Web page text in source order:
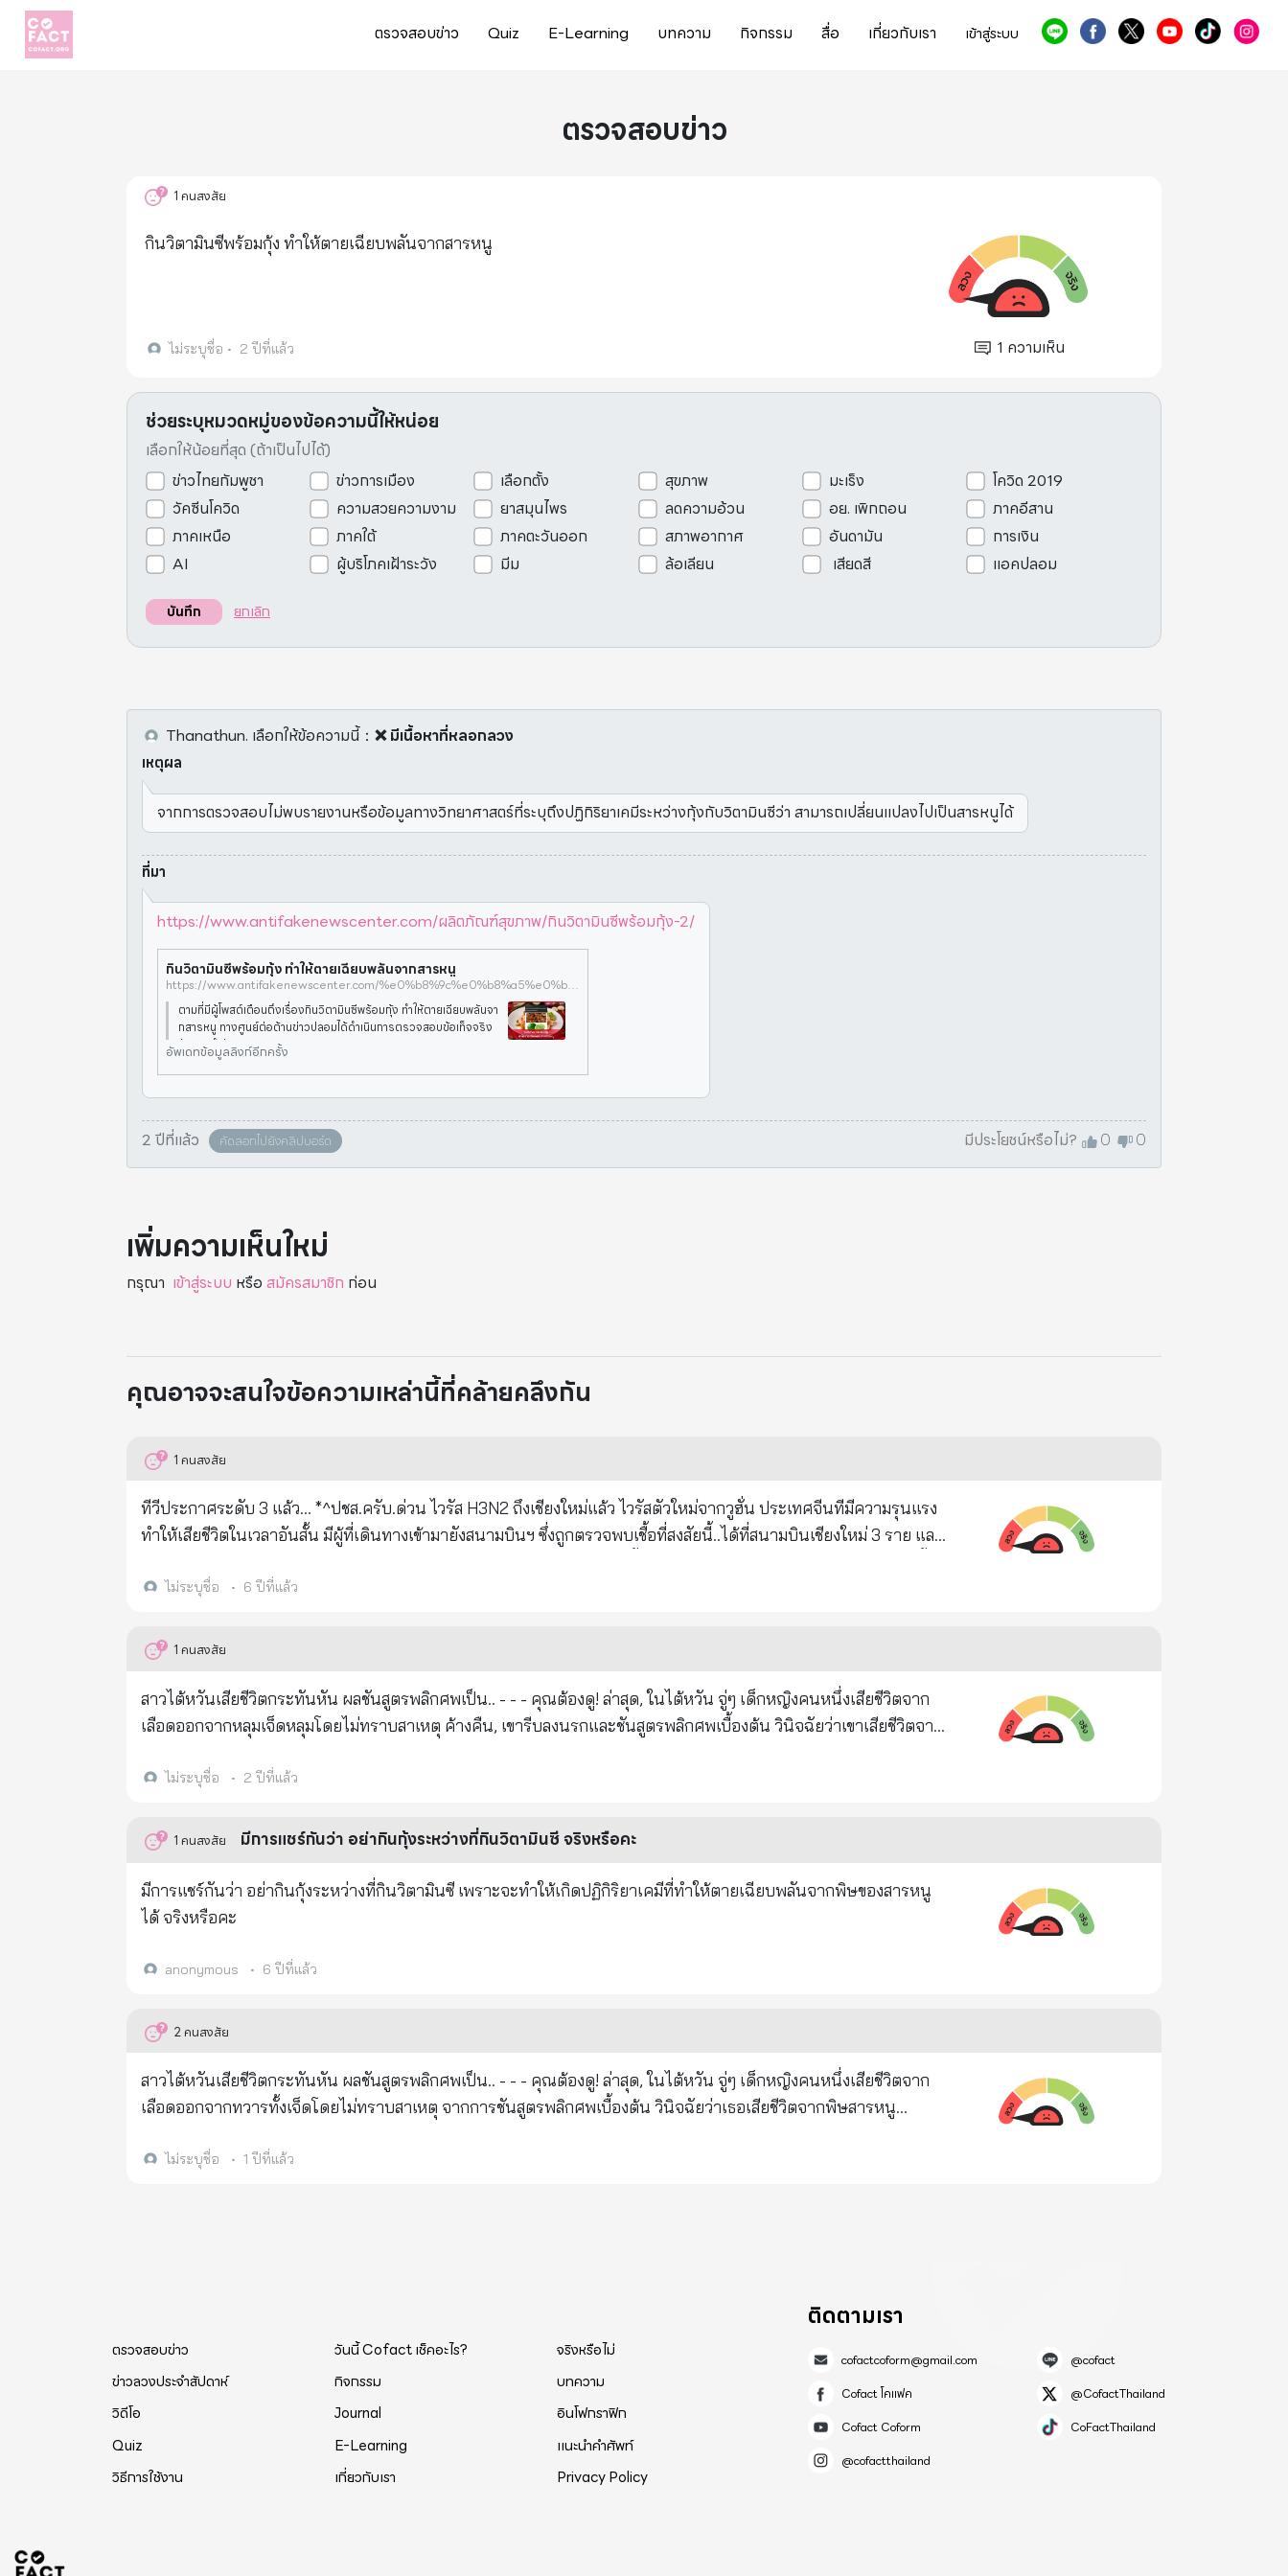
ตรวจสอบข่าว Quiz E-Learning บทความ กิจกรรม สื่อ เกี่ยวกับเรา เข้าสู่ระบบ
ตรวจสอบข่าว
1คนสงสัย
กินวิตามินซีพร้อมกุ้ง ทำให้ตายเฉียบพลันจากสารหนู
ไม่ระบุชื่อ • 2 ปีที่แล้ว 1 ความเห็น
ช่วยระบุหมวดหมู่ของข้อความนี้ให้หน่อย
เลือกให้น้อยที่สุด (ถ้าเป็นไปได้)
ข่าวไทยกัมพูชา
ข่าวการเมือง เลือกตั้ง สุขภาพ มะเร็ง
โควิด 2019
วัคซีนโควิด
ความสวยความงาม ยาสมุนไพร ลดความอ้วน อย. เพิกถอน
ภาคอีสาน
ภาคเหนือ
ภาคใต้ ภาคตะวันออก สภาพอากาศ อันดามัน
การเงิน
AI
ผู้บริโภคเฝ้าระวัง มีม ล้อเลียน เสียดสี แอคปลอม
บันทึก ยกเลิก
Thanathun. เลือกให้ข้อความนี้： ❌ มีเนื้อหาที่หลอกลวง
เหตุผล
จากการตรวจสอบไม่พบรายงานหรือข้อมูลทางวิทยาศาสตร์ที่ระบุถึงปฏิกิริยาเคมีระหว่างกุ้งกับวิตามินซีว่า สามารถเปลี่ยนแปลงไปเป็นสารหนูได้
ที่มา
https://www.antifakenewscenter.com/ผลิตภัณฑ์สุขภาพ/กินวิตามินซีพร้อมกุ้ง-2/
กินวิตามินซีพร้อมกุ้ง ทำให้ตายเฉียบพลันจากสารหนู
https://www.antifakenewscenter.com/%e0%b8%9c%e0%b8%a5%e0%b8%b4%e0%b8%95%e0%b8%a0%e0%b8%b1%e0%b8%93%e0%b8%91%e0%b9%8c%e0%b8%aa%e0%b8%b8%e0%b8%82%e0%b8%a0%e0%b8%b2%e0%b8%9e/%e0%b8%81%e0%b8%b4%e0%b8%99%e0%b8%a7%e0%b8%b4%e0%b8%95%e0%b8%b2%e0%b8%a1%e0%b8%b4%e0%b8%99%e0%b8%8b%e0%b8%b5%e0%b8%9e%e0%b8%a3%e0%b9%89%e0%b8%ad%e0%b8%a1%e0%b8%81%e0%b8%b8%e0%b9%89%e0%b8%87-2/
ตามที่มีผู้โพสต์เตือนถึงเรื่องกินวิตามินซีพร้อมกุ้ง ทำให้ตายเฉียบพลันจา
กสารหนู ทางศูนย์ต่อต้านข่าวปลอมได้ดำเนินการตรวจสอบข้อเท็จจริง
กับทางสำนักงานคณะกรรมการอาหารและยา กระทรวงสาธารณสุข พ
บว่าประเด็นดังก
อัพเดทข้อมูลลิงก์อีกครั้ง
2 ปีที่แล้ว คัดลอกไปยังคลิปบอร์ด มีประโยชน์หรือไม่? 0 0
เพิ่มความเห็นใหม่
กรุณา เข้าสู่ระบบ หรือ สมัครสมาชิก ก่อน
คุณอาจจะสนใจข้อความเหล่านี้ที่คล้ายคลึงกัน
1 คนสงสัย
ทีวีประกาศระดับ 3 แล้ว... *^ปชส.ครับ.ด่วน ไวรัส H3N2 ถึงเชียงใหม่แล้ว ไวรัสตัวใหม่จากวูฮั่น ประเทศจีนทีมีความรุนแรง
ทำให้เสียชีวิตในเวลาอันสั้น มีผู้ที่เดินทางเข้ามายังสนามบินฯ ซึ่งถูกตรวจพบเชื้อที่สงสัยนี้..ได้ที่สนามบินเชียงใหม่ 3 ราย และ
ดังกล่าวนี้ด้วย..*ควรจัดเตรียมหน้ากากอนามัยพกพาติดตัวไปด้วย กระทรวงสาธารณะสุขแจ้งเตือนว่า: ไข้หวัดใหญ่ครั้งนี้มี
เพราะถ้าเยื่อเมือกลำคอแห้ง เชื้อโรคจะเข้าสู่ร่างกายได้ เมื่อรู้สึกกระหายน้ำก็ดื่ม ไม่ต้องคำนึงหรือทนกระหายแม้พักนึง
แค่ทำให้เยื่อเมือกลำคอไม่แห้งเป็นใช้ได้ ละเว้นไปสถานที่ที่มีคนหนาแน่นชั่วคราว นั่งรถไฟฟ้าหรือรถโดยสารมวลชน ถ้า
จำเป็นก็ให้ใส่หน้ากากอนามัย ของทอดอาหารรสจัดงดรับประทานชั่วคราว กินวิตามินซีให้ครบถ้วน (โปรดแชร์ข้อความนี้ให้
ลดยาก ไข้ลดแล้วก็ขึ้นอีก 2 หลังเป็นไข้ ก็จะเริ่มไอ และเป็นต่อเนื่องนาน 3 เด็กจะเป็นกันมาก 4 ผู้ใหญ่มีอาการหลอดลม
ครอบครัว ขณะนี้เป็นระยะระบาดที่สูงสุด สะดวกก็ช่วยกันแชร์ครับ
ไม่ระบุชื่อ • 6 ปีที่แล้ว
1 คนสงสัย
สาวไต้หวันเสียชีวิตกระทันหัน ผลชันสูตรพลิกศพเป็น.. - - - คุณต้องดู! ล่าสุด, ในไต้หวัน จู่ๆ เด็กหญิงคนหนึ่งเสียชีวิตจาก
เลือดออกจากหลุมเจ็ดหลุมโดยไม่ทราบสาเหตุ ค้างคืน, เขารีบลงนรกและชันสูตรพลิกศพเบื้องต้น วินิจฉัยว่าเขาเสียชีวิตจาก
อยู่ในท้องของผู้ตายอย่างระมัดระวัง ในเวลาไม่ถึงครึ่งชั่วโมง ความลึกลับของการตายอย่างกะทันหันถูกเปิดเผย
ศาสตราจารย์กล่าวว่า: "สารหนูถูกผลิตขึ้นในช่องท้องของผู้ตาย" ผู้ตายยังจะรับประทาน "วิตามินซี" ทุกวันก่อนที่เขาจะเสีย
กินข้าวที่บ้านก็ตาม แต่ผู้ตายกิน "วิตามินซี" ไปพร้อมๆ กัน ปัญหาอยู่ตรงนี้! นักวิจัยจากมหาวิทยาลัยชิคาโก สหรัฐอเมริกา
โดยค้นพบจากการทดลองแล้วว่า อาหารเปลือกนิ่ม เช่น กุ้ง มีสารประกอบสารหนูเพนตะโพแทสเซียมสารหนูจำนวนมากซึ่งมี
เนื่องจากผลกระทบทางเคมี สารหนูเพนทาโปแตสเซียมดั้งเดิมปลอดสารพิษ (สารหนูแอนไฮไดรด์ เรียกอีกอย่างว่าสารหนู
สารหนูไตรออกไซด์ มีสูตรทางเคมีคือ (As203) นี่คือสิ่งที่คนทั่วไปเรียกว่าสารหนู! สารหนูมีฤทธิ์เป็นพิษต่อโปรโตพลาสซึม
สามารถทำให้เส้นเลือดฝอยเป็นอัมพาตได้ ยับยั้งการทำงานของเมอร์แคปโตเมอร์ นอกจากนี้ยังทำให้เกิดไขมันในตับ, เนื้อ
ร้ายส่วนกลางของกลีบตับ, การอุดตันของหัวใจ, ตับ, ไตและลำไส้, เนื้อร้ายของเซลล์เยื่อบุผิว และการขยายตัวของเส้นเลือด
ฝอย ดังนั้นเขาจึงถูกวางยาพิษและเสียชีวิต เลือดออกจากทวารทั้งเจ็ดเป็นเรื่องปกติ ดังนั้น; เพื่อเป็นการเตือนสติ ในขณะที่
พิษ ทุเรียน+โคล่า=พิษ ทุเรียน+ไวน์ก็เทียบเท่ากับพิษในกรณีร้ายแรงถึงขั้นเสียชีวิตได้ ห้ามดื่มแอลกอฮอล์เป็นเวลา 8 ชั่วโมง
ไม่ระบุชื่อ • 2 ปีที่แล้ว
1 คนสงสัย มีการแชร์กันว่า อย่ากินกุ้งระหว่างที่กินวิตามินซี จริงหรือคะ
มีการแชร์กันว่า อย่ากินกุ้งระหว่างที่กินวิตามินซี เพราะจะทำให้เกิดปฏิกิริยาเคมีที่ทำให้ตายเฉียบพลันจากพิษของสารหนู
ได้ จริงหรือคะ
anonymous • 6 ปีที่แล้ว
2คนสงสัย
สาวไต้หวันเสียชีวิตกระทันหัน ผลชันสูตรพลิกศพเป็น.. - - - คุณต้องดู! ล่าสุด, ในไต้หวัน จู่ๆ เด็กหญิงคนหนึ่งเสียชีวิตจาก
เลือดออกจากทวารทั้งเจ็ดโดยไม่ทราบสาเหตุ จากการชันสูตรพลิกศพเบื้องต้น วินิจฉัยว่าเธอเสียชีวิตจากพิษสารหนู
ของผู้ตายอย่างระมัดระวัง ในเวลาไม่ถึงครึ่งชั่วโมง ความลึกลับของการตายอย่างกะทันหันถูกเปิดเผย ศาสตราจารย์กล่าวว่า
ร่างกายแล้ว ไม่มีผลเป็นพิษต่อร่างกาย แต่, หลังจากรับประทาน “วิตามินซี” แล้ว เนื่องจากผลกระทบทางเคมี สารหนูเพ
นทาโปแตสเซียมดั้งเดิมปลอดสารพิษ (สารหนูแอนไฮไดรด์ เรียกอีกอย่างว่าสารหนูเพนทอกไซด์ มีสูตรทางเคมีคือ (As05)
เปลี่ยนเป็นสารหนูไตรโพแทสเซียมที่เป็นพิษ (สารหนูแอนไฮไดรด์) หรือที่เรียกว่าสารหนูไตรออกไซด์ มีสูตรทางเคมีคือ
(As203) นี่คือสิ่งที่คนทั่วไปเรียกว่าสารหนู! สารหนูมีฤทธิ์เป็นพิษต่อโปรโตพลาสซึม สามารถทำให้เส้นเลือดฝอยเป็นอัมพาต
ได้ ยับยั้งการทำงานของเมอร์แคปโตเมอร์ นอกจากนี้ยังทำให้เกิดไขมันในตับ, เนื้อร้ายส่วนกลางของกลีบตับ, การอุดตัน
ของหัวใจ, ตับ, ไตและลำไส้, เนื้อร้ายของเซลล์เยื่อบุผิว และการขยายตัวของเส้นเลือดฝอย ดังนั้นเขาจึงถูกวางยาพิษและเสีย
ชีวิต เลือดออกจากทวารทั้งเจ็ดเป็นเรื่องปกติ ดังนั้น; เพื่อเป็นการเตือนสติ ในขณะที่รับประทาน "วิตามินซี" ควรหลีกเลี่ยงกุ้ง
ไม่ระบุชื่อ • 1 ปีที่แล้ว
ตรวจสอบข่าว วันนี้ Cofact เช็คอะไร?
จริงหรือไม่
ข่าวลวงประจำสัปดาห์
กิจกรรม
บทความ
วิดีโอ
Journal
อินโฟกราฟิก
Quiz
E-Learning
แนะนำคำศัพท์
วิธีการใช้งาน
เกี่ยวกับเรา Privacy Policy
ติดตามเรา
cofactcoform@gmail.com
@cofact
Cofact โคแฟค
@CofactThailand
Cofact Coform
CoFactThailand
@cofactthailand